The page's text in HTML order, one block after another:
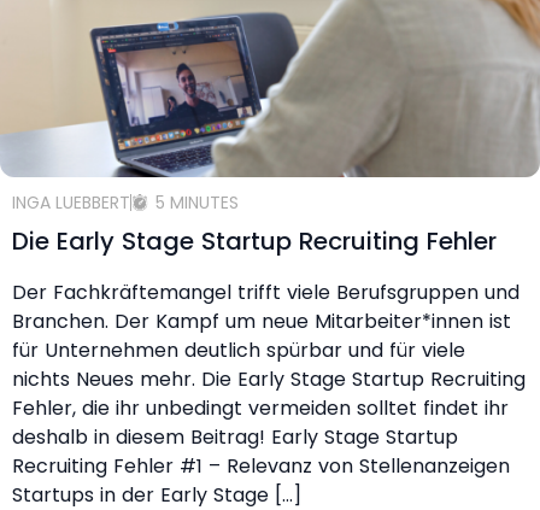
INGA LUEBBERT 5 MINUTES
Die Early Stage Startup Recruiting Fehler
Der Fachkräftemangel trifft viele Berufsgruppen und
Branchen. Der Kampf um neue Mitarbeiter*innen ist
für Unternehmen deutlich spürbar und für viele
nichts Neues mehr. Die Early Stage Startup Recruiting
Fehler, die ihr unbedingt vermeiden solltet findet ihr
deshalb in diesem Beitrag! Early Stage Startup
Recruiting Fehler #1 – Relevanz von Stellenanzeigen
Startups in der Early Stage […]